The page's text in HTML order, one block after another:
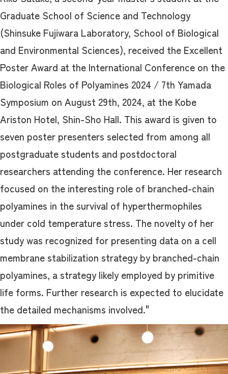
Graduate School of Science and Technology
(Shinsuke Fujiwara Laboratory, School of Biological
and Environmental Sciences), received the Excellent
Poster Award at the International Conference on the
Biological Roles of Polyamines 2024 / 7th Yamada
Symposium on August 29th, 2024, at the Kobe
Ariston Hotel, Shin-Sho Hall. This award is given to
seven poster presenters selected from among all
postgraduate students and postdoctoral
researchers attending the conference. Her research
focused on the interesting role of branched-chain
polyamines in the survival of hyperthermophiles
under cold temperature stress. The novelty of her
study was recognized for presenting data on a cell
membrane stabilization strategy by branched-chain
polyamines, a strategy likely employed by primitive
life forms. Further research is expected to elucidate
the detailed mechanisms involved."